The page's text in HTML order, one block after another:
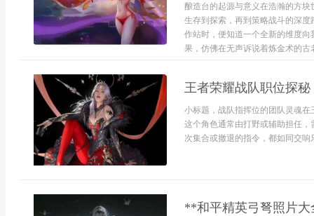
酿造台的起源与意义在浩瀚的方
生存到探索，再到策略战斗的深
作站时，便知道一个全新的维度
果，仿佛在无声诉说着炼金术的
王者荣耀战队职位探
小标题，战队指挥位的团队灵魂
这个角色通常由打野或辅助担任
次集合或撤退的指令，都如同交响
**和平精英弓弩照片